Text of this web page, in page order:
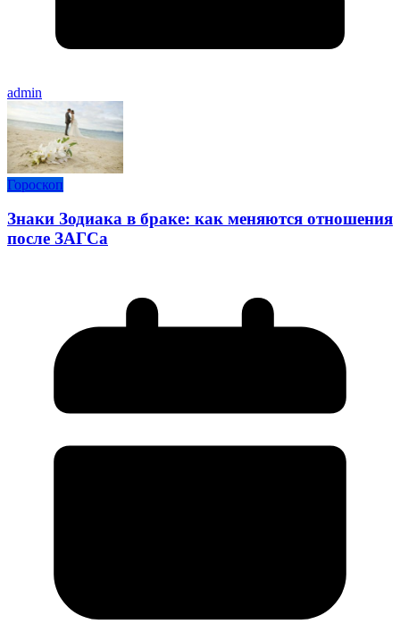
admin
Гороскоп
Знаки Зодиака в браке: как меняются отношения
после ЗАГСа